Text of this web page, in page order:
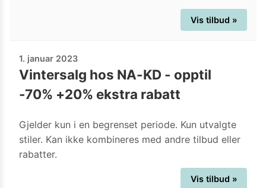
Vis tilbud »
1. januar 2023
Vintersalg hos NA-KD - opptil
-70% +20% ekstra rabatt
Gjelder kun i en begrenset periode. Kun utvalgte
stiler. Kan ikke kombineres med andre tilbud eller
rabatter.
Vis tilbud »